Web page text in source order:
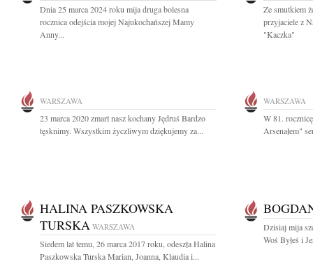
Dnia 25 marca 2024 roku mija druga bolesna
rocznica odejścia mojej Najukochańszej Mamy
Anny...
Ze smutkiem
przyjaciele z
"Kaczka"
WARSZAWA
23 marca 2020 zmarł nasz kochany Jędruś Bardzo
tęsknimy. Wszystkim życzliwym dziękujemy za...
WARSZAWA
W 81.
Arsenałem"
HALINA PASZKOWSKA
TURSKA WARSZAWA
Siedem lat temu, 26 marca 2017 roku, odeszła Halina
Paszkowska Turska Marian, Joanna, Klaudia i...
Dzisiaj mija
Woś Byłeś i